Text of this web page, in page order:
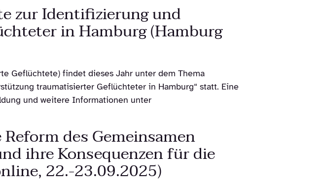
zur Identifizierung und
in Hamburg (Hamburg
Geflüchtete) findet dieses Jahr unter dem Thema
traumatisierter Geflüchteter in Hamburg“ statt. Eine
und weitere Informationen unter
des Gemeinsamen
ihre Konsequenzen für die
22.-23.09.2025)